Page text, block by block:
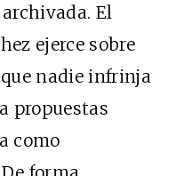
El
ejerce sobre
nadie infrinja
propuestas
como